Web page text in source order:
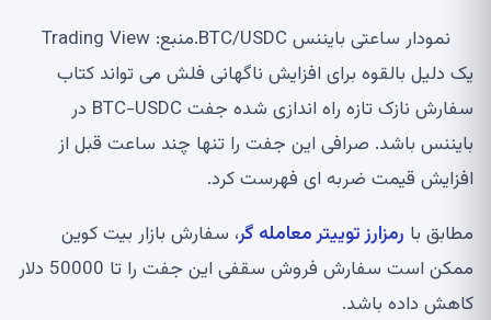
نمودار ساعتی بایننس BTC/USDC.منبع: Trading View
یک دلیل بالقوه برای افزایش ناگهانی فلش می تواند کتاب
سفارش نازک تازه راه اندازی شده جفت BTC-USDC در
بایننس باشد. صرافی این جفت را تنها چند ساعت قبل از
افزایش قیمت ضربه ای فهرست کرد.
مطابق با رمزارز توییتر معامله گر، سفارش بازار بیت کوین
ممکن است سفارش فروش سقفی این جفت را تا 50000 دلار
کاهش داده باشد.